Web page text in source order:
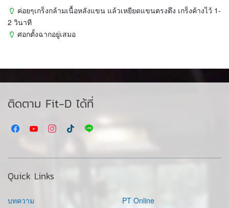
ค่อยๆเกร็งกล้ามเนื้อหลังแขน แล้วเหยียดแขนตรงตึง เกร็งค้างไว้ 1-
2 วินาที
ศอกตั้งฉากอยู่เสมอ
ติดตาม Fit-D ได้ที่
Quick Links
บทความ
PT Online